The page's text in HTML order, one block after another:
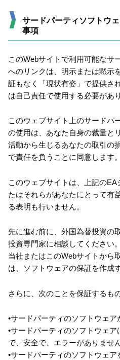
サードパーティソフトウ
事項
このWebサイトで利用可能なサ
へのリンクは、明示または黙示
証もなく「現状有姿」で提供さ
は自己責任で使用する必要があ
このウェブサイト上のサードパ
の使用は、あなた自身の裁量と
活動から生じるあなたの取引の
で責任を負うことに同意します。
このウェブサイトは、上記の
たはそれらがあなたにとって有
る表明も行いません。
先に進む前に、外国為替投資の
投資専門家に相談してください
当社またはこのWebサイトから
は、ソフトウェアの保証を作成
さらに、次のことを保証するも
•サードパーティのソフトウェア
•サードパーティのソフトウェ
で、安全で、エラーがありません
•サードパーティのソフトウェア